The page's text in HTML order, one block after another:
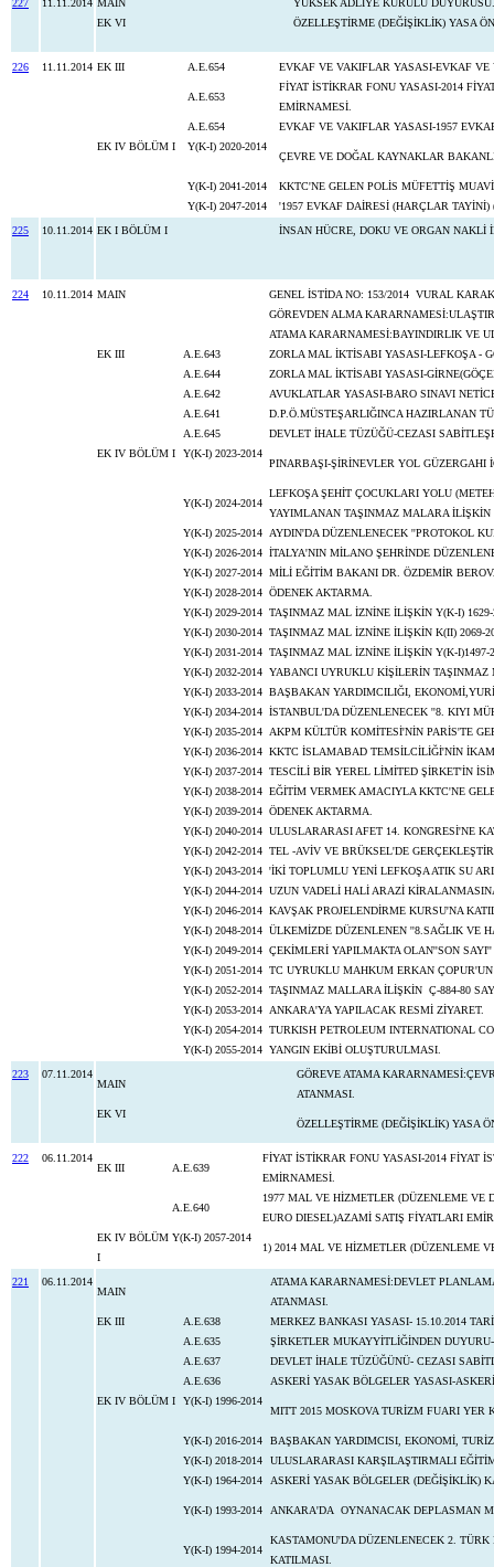
227 11.11.2014 MAIN
YÜKSEK ADLİYE KURULU DUYURUSU.
EK VI
ÖZELLEŞTİRME (DEĞİŞİKLİK) YASA
226 11.11.2014 EK III A.E.654 EVKAF VE VAKIFLAR YASASI-EVKAF
A.E.653
FİYAT İSTİKRAR FONU YASASI-2014
EMİRNAMESİ.
A.E.654
EVKAF VE VAKIFLAR YASASI-1957
EK IV BÖLÜM I
Y(K-I) 2020-2014
ÇEVRE VE DOĞAL KAYNAKLAR
Y(K-I) 2041-2014
KKTC'NE GELEN POLİS MÜFETTİŞ
Y(K-I) 2047-2014
'1957 EVKAF DAİRESİ (HARÇLAR
225
10.11.2014 EK I BÖLÜM I İNSAN HÜCRE, DOKU VE ORGAN
224 10.11.2014 MAIN
GENEL İSTİDA NO: 153/2014
GÖREVDEN ALMA
ATAMA KARARNAMESİ:BAYINDIRLIK VE
EK III
A.E.643
ZORLA MAL İKTİSABI YASASI-LEFKOŞA -
A.E.644
ZORLA MAL İKTİSABI YASASI-
A.E.642
AVUKLATLAR YASASI-BARO SINAVI
A.E.641
D.P.Ö.MÜSTEŞARLIĞINCA HAZIRLANAN
A.E.645
DEVLET İHALE TÜZÜĞÜ-CEZASI
EK IV BÖLÜM I
Y(K-I) 2023-2014
PINARBAŞI-ŞİRİNEVLER YOL
Y(K-I) 2024-2014
LEFKOŞA ŞEHİT ÇOCUKLARI YOLU
YAYIMLANAN TAŞINMAZ MALARA
Y(K-I) 2025-2014
AYDIN'DA DÜZENLENECEK ''PROTOKOL
Y(K-I) 2026-2014 İTALYA'NIN MİLANO ŞEHRİNDE
Y(K-I) 2027-2014 MİLİ EĞİTİM BAKANI DR. ÖZDEMİR
Y(K-I) 2028-2014 ÖDENEK AKTARMA.
Y(K-I) 2029-2014 TAŞINMAZ MAL İZNİNE İLİŞKİN Y(K-I)
Y(K-I) 2030-2014 TAŞINMAZ MAL İZNİNE İLİŞKİN K(II) 2069-
Y(K-I) 2031-2014 TAŞINMAZ MAL İZNİNE İLİŞKİN Y(K-
Y(K-I) 2032-2014 YABANCI UYRUKLU KİŞİLERİN TAŞINMAZ
Y(K-I) 2033-2014 BAŞBAKAN YARDIMCILIĞI,
Y(K-I) 2034-2014 İSTANBUL'DA DÜZENLENECEK ''8. KIYI
Y(K-I) 2035-2014
AKPM KÜLTÜR KOMİTESİ'NİN PARİS'TE
Y(K-I) 2036-2014 KKTC İSLAMABAD TEMSİLCİLİĞİ'NİN
Y(K-I) 2037-2014 TESCİLİ BİR YEREL LİMİTED ŞİRKET'İN
Y(K-I) 2038-2014 EĞİTİM VERMEK AMACIYLA KKTC'NE
Y(K-I) 2039-2014 ÖDENEK AKTARMA.
Y(K-I) 2040-2014 ULUSLARARASI AFET 14. KONGRESİ'NE
Y(K-I) 2042-2014 TEL -AVİV VE BRÜKSEL'DE
Y(K-I) 2043-2014 'İKİ TOPLUMLU YENİ LEFKOŞA ATIK SU
Y(K-I) 2044-2014 UZUN VADELİ HALİ ARAZİ
Y(K-I) 2046-2014 KAVŞAK PROJELENDİRME KURSU'NA
Y(K-I) 2048-2014 ÜLKEMİZDE DÜZENLENEN ''8.SAĞLIK VE
Y(K-I) 2049-2014 ÇEKİMLERİ YAPILMAKTA OLAN''SON
Y(K-I) 2051-2014 TC UYRUKLU MAHKUM ERKAN
Y(K-I) 2052-2014 TAŞINMAZ MALLARA İLİŞKİN Ç-884-80
Y(K-I) 2053-2014
ANKARA'YA YAPILACAK RESMİ ZİYARET.
Y(K-I) 2054-2014 TURKISH PETROLEUM INTERNATIONAL
Y(K-I) 2055-2014 YANGIN EKİBİ OLUŞTURULMASI.
223
07.11.2014
MAIN
GÖREVE ATAMA
ATANMASI.
EK VI
ÖZELLEŞTİRME (DEĞİŞİKLİK) YASA
222
06.11.2014
EK III
A.E.639
FİYAT İSTİKRAR FONU YASASI-2014 FİYAT
EMİRNAMESİ.
A.E.640
1977 MAL VE HİZMETLER (DÜZENLEME VE
EURO DIESEL)AZAMİ
EK IV BÖLÜM
I
Y(K-I) 2057-2014
1) 2014 MAL VE HİZMETLER (DÜZENLEME
221
06.11.2014
MAIN
ATAMA KARARNAMESİ:DEVLET
ATANMASI.
EK III
A.E.638
MERKEZ BANKASI YASASI- 15.10.2014
A.E.635
ŞİRKETLER MUKAYYİTLİĞİNDEN
A.E.637
DEVLET İHALE TÜZÜĞÜNÜ- CEZASI
A.E.636
ASKERİ YASAK BÖLGELER YASASI-
EK IV BÖLÜM I
Y(K-I) 1996-2014
MITT 2015 MOSKOVA TURİZM FUARI YER
Y(K-I) 2016-2014
BAŞBAKAN YARDIMCISI, EKONOMİ,
Y(K-I) 2018-2014
ULUSLARARASI KARŞILAŞTIRMALI
Y(K-I) 1964-2014
ASKERİ YASAK BÖLGELER (DEĞİŞİKLİK)
Y(K-I) 1993-2014 ANKARA'DA OYNANACAK DEPLASMAN
Y(K-I) 1994-2014
KASTAMONU'DA DÜZENLENECEK 2.
KATILMASI.